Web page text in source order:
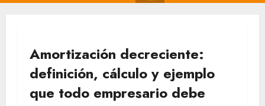
Amortización decreciente:
definición, cálculo y ejemplo
que todo empresario debe